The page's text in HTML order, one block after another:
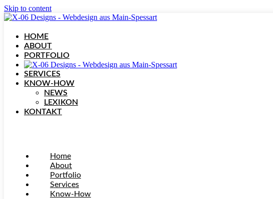
Skip to content
HOME
ABOUT
PORTFOLIO
SERVICES
KNOW-HOW
NEWS
LEXIKON
KONTAKT
Home
About
Portfolio
Services
Know-How